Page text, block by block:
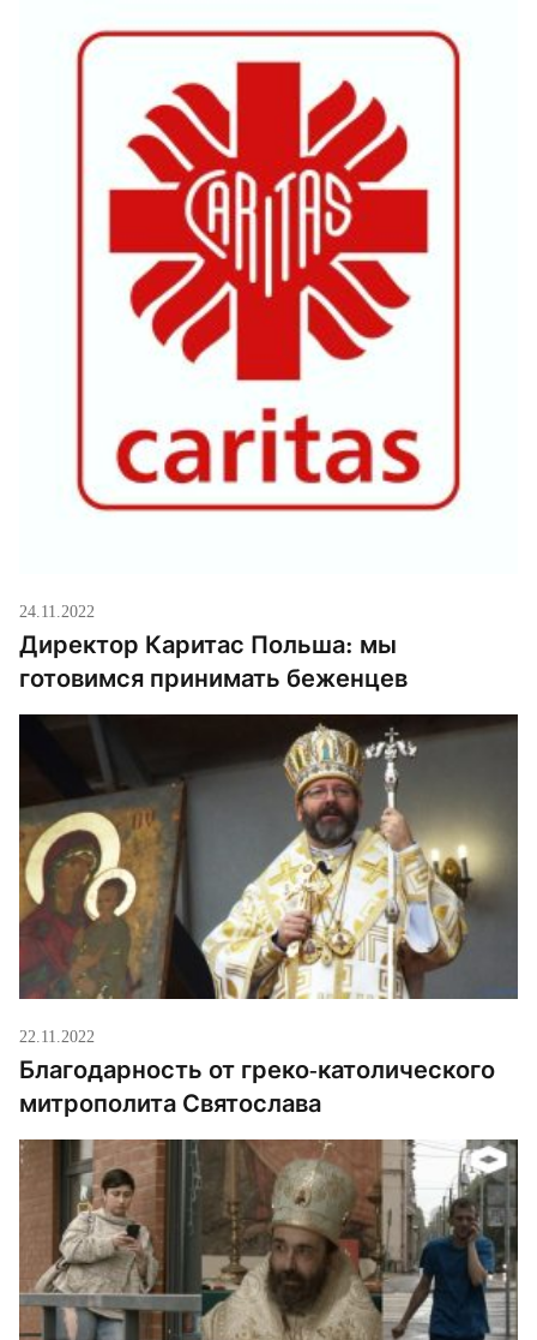
24.11.2022
Директор Каритас Польша: мы
готовимся принимать беженцев
22.11.2022
Благодарность от греко-католического
митрополита Святослава